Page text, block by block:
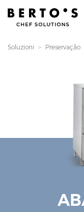
Soluzioni Preservação